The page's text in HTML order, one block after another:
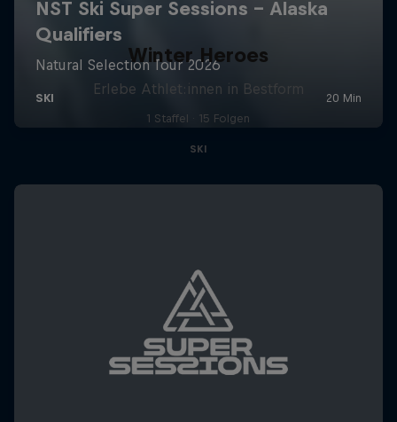
Winter Heroes
Erlebe Athlet:innen in Bestform
1 Staffel · 15 Folgen
SKI